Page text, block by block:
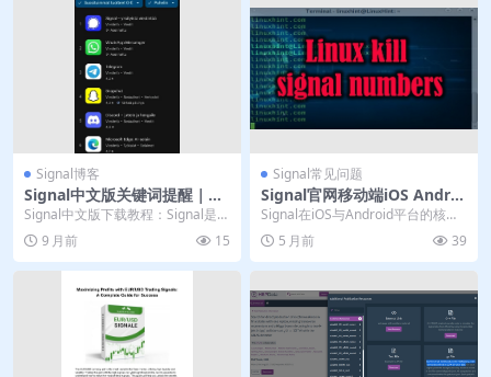
Signal博客
Signal中文版关键词提醒｜官
网新功能教学
Signal中文版下载教程：Signal是一
款安全简洁的通讯应用，官网支持
电脑版...
9 月前 15
Signal常见问题
Signal官网移动端iOS Androi
d差异比较分析
Signal在iOS与Android平台的核心
加密功能一致，但存在关键差异。A
n... 5 月前 39